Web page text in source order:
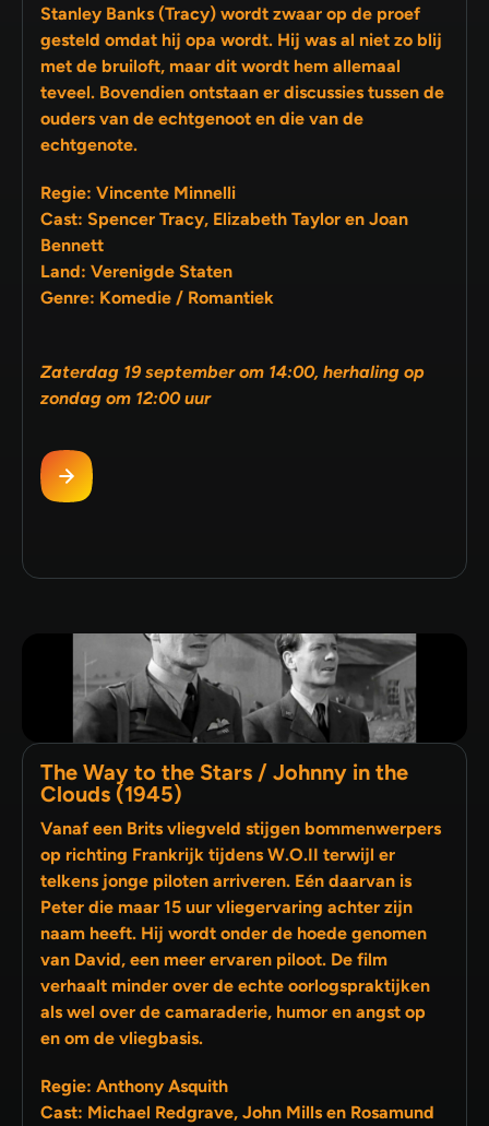
Stanley Banks (Tracy) wordt zwaar op de proef
gesteld omdat hij opa wordt. Hij was al niet zo blij
met de bruiloft, maar dit wordt hem allemaal
teveel. Bovendien ontstaan er discussies tussen de
ouders van de echtgenoot en die van de
echtgenote.
Regie: Vincente Minnelli
Cast: Spencer Tracy, Elizabeth Taylor en Joan
Bennett
Land: Verenigde Staten
Genre: Komedie / Romantiek
Zaterdag 19 september om 14:00, herhaling op
zondag om 12:00 uur
The Way to the Stars / Johnny in the
Clouds (1945)
Vanaf een Brits vliegveld stijgen bommenwerpers
op richting Frankrijk tijdens W.O.II terwijl er
telkens jonge piloten arriveren. Eén daarvan is
Peter die maar 15 uur vliegervaring achter zijn
naam heeft. Hij wordt onder de hoede genomen
van David, een meer ervaren piloot. De film
verhaalt minder over de echte oorlogspraktijken
als wel over de camaraderie, humor en angst op
en om de vliegbasis.
Regie: Anthony Asquith
Cast: Michael Redgrave, John Mills en Rosamund